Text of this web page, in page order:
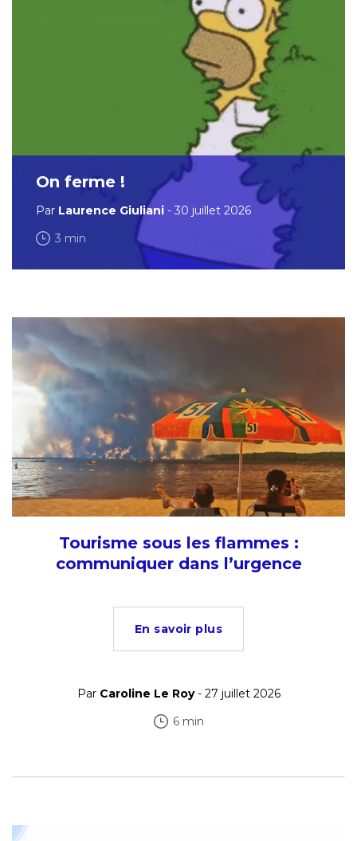
On ferme !
Par Laurence Giuliani - 30 juillet 2026
3 min
Tourisme sous les flammes :
communiquer dans l’urgence
En savoir plus
Par Caroline Le Roy- 27 juillet 2026
6 min